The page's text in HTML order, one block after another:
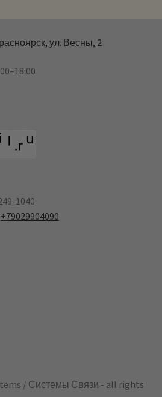
ул. Весны, 2
1040
+79029904090
/ Системы Связи - all rights